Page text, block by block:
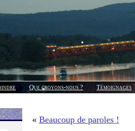
Que croyons-nous ?
Témoignages
« Beaucoup de paroles !